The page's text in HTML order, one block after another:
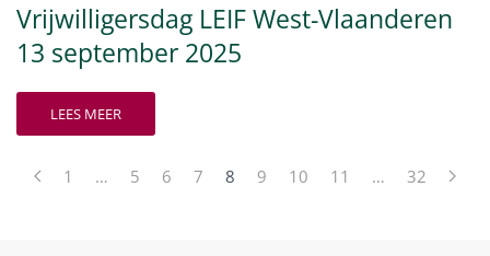
Vrijwilligersdag LEIF West-Vlaanderen
13 september 2025
LEES MEER
1 … 5 6 7 8 9 10 11 … 32